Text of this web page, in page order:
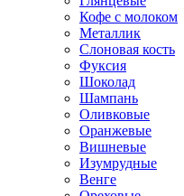
Кофе с молоком
Металлик
Слоновая кость
Фуксия
Шоколад
Шампань
Оливковые
Оранжевые
Вишневые
Изумрудные
Венге